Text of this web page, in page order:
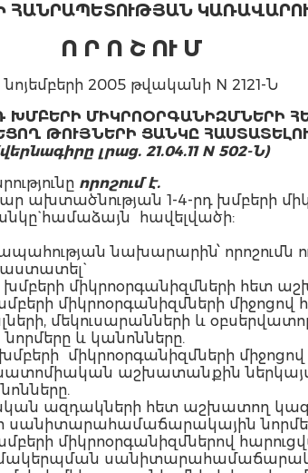
ՀԱՆՐԱՊԵՏՈՒԹՅԱՆ
Ո Ր Ո Շ ՈՒ Մ
նոյեմբերի 2005 թվականի N 2121-Ն
ԽՄԲԵՐԻ ՄԻԿՐՈՕՐԳԱՆԻԶՄՆԵՐԻ
ԹՈՒՅՆԵՐԻ ՑԱՆԿԸ
լրաց. 21.04.11 N 502-Ն)
որոշում է.
ախտածնության 1-4-րդ խմբերի
համաձայն հավելվածի:
նախարարին՝ որոշումն
միկրոօրգանիզմների հետ
միկրոօրգանիզմների միջոցով
մեկուսարանների և
և կանոնները.
միկրոօրգանիզմների միջոցով
աշխատանքին
ազդակների հետ աշխատող
սանիտարահամաճարակային
միկրոօրգանիզմներով